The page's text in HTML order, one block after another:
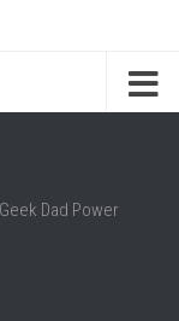
Dad Power